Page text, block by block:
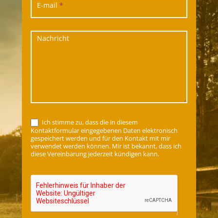
E-mail *
Nachricht
Ich stimme zu, dass die in diesem
Kontaktformular eingegebenen Daten elektronisch
gespeichert werden und für den Kontakt mit mir
verwendet werden können. Mir ist bekannt, dass ich
diese Vereinbarung jederzeit kündigen kann.